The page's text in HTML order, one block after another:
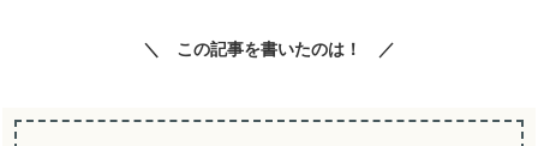
＼ この記事を書いたのは！ ／